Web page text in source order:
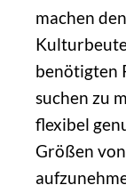
machen
benötigten
suchen zu
flexibel
Größen